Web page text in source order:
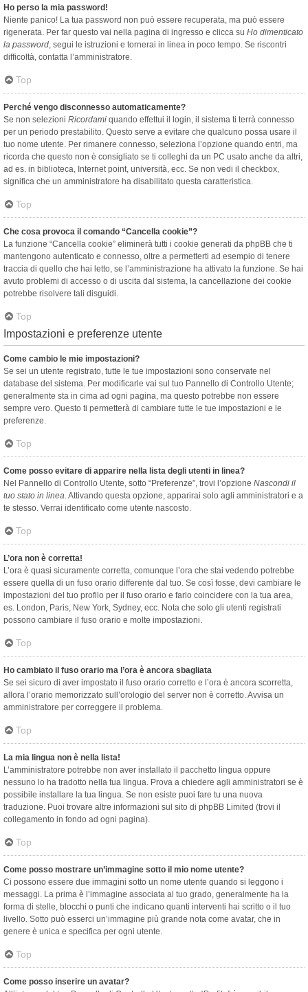
Ho perso la mia password!
Niente panico! La tua password non può essere recuperata, ma può essere
rigenerata. Per far questo vai nella pagina di ingresso e clicca su Ho dimenticato
la password, segui le istruzioni e tornerai in linea in poco tempo. Se riscontri
difficoltà, contatta l’amministratore.
Top
Perché vengo disconnesso automaticamente?
Se non selezioni Ricordami quando effettui il login, il sistema ti terrà connesso
per un periodo prestabilito. Questo serve a evitare che qualcuno possa usare il
tuo nome utente. Per rimanere connesso, seleziona l’opzione quando entri, ma
ricorda che questo non è consigliato se ti colleghi da un PC usato anche da altri,
ad es. in biblioteca, Internet point, università, ecc. Se non vedi il checkbox,
significa che un amministratore ha disabilitato questa caratteristica.
Top
Che cosa provoca il comando “Cancella cookie”?
La funzione “Cancella cookie” eliminerà tutti i cookie generati da phpBB che ti
mantengono autenticato e connesso, oltre a permetterti ad esempio di tenere
traccia di quello che hai letto, se l’amministrazione ha attivato la funzione. Se hai
avuto problemi di accesso o di uscita dal sistema, la cancellazione dei cookie
potrebbe risolvere tali disguidi.
Top
Impostazioni e preferenze utente
Come cambio le mie impostazioni?
Se sei un utente registrato, tutte le tue impostazioni sono conservate nel
database del sistema. Per modificarle vai sul tuo Pannello di Controllo Utente;
generalmente sta in cima ad ogni pagina, ma questo potrebbe non essere
sempre vero. Questo ti permetterà di cambiare tutte le tue impostazioni e le
preferenze.
Top
Come posso evitare di apparire nella lista degli utenti in linea?
Nel Pannello di Controllo Utente, sotto “Preferenze”, trovi l’opzione Nascondi il
tuo stato in linea. Attivando questa opzione, apparirai solo agli amministratori e a
te stesso. Verrai identificato come utente nascosto.
Top
L’ora non è corretta!
L’ora è quasi sicuramente corretta, comunque l’ora che stai vedendo potrebbe
essere quella di un fuso orario differente dal tuo. Se così fosse, devi cambiare le
impostazioni del tuo profilo per il fuso orario e farlo coincidere con la tua area,
es. London, Paris, New York, Sydney, ecc. Nota che solo gli utenti registrati
possono cambiare il fuso orario e molte impostazioni.
Top
Ho cambiato il fuso orario ma l’ora è ancora sbagliata
Se sei sicuro di aver impostato il fuso orario corretto e l’ora è ancora scorretta,
allora l’orario memorizzato sull’orologio del server non è corretto. Avvisa un
amministratore per correggere il problema.
Top
La mia lingua non è nella lista!
L’amministratore potrebbe non aver installato il pacchetto lingua oppure
nessuno lo ha tradotto nella tua lingua. Prova a chiedere agli amministratori se è
possibile installare la tua lingua. Se non esiste puoi fare tu una nuova
traduzione. Puoi trovare altre informazioni sul sito di phpBB Limited (trovi il
collegamento in fondo ad ogni pagina).
Top
Come posso mostrare un’immagine sotto il mio nome utente?
Ci possono essere due immagini sotto un nome utente quando si leggono i
messaggi. La prima è l’immagine associata al tuo grado, generalmente ha la
forma di stelle, blocchi o punti che indicano quanti interventi hai scritto o il tuo
livello. Sotto può esserci un’immagine più grande nota come avatar, che in
genere è unica e specifica per ogni utente.
Top
Come posso inserire un avatar?